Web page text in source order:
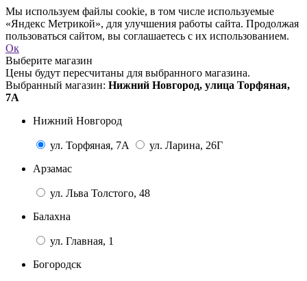
Мы используем файлы cookie, в том числе используемые
«Яндекс Метрикой», для улучшения работы сайта. Продолжая
пользоваться сайтом, вы соглашаетесь с их использованием.
Ок
Выберите магазин
Цены будут пересчитаны для выбранного магазина.
Выбранный магазин: Нижний Новгород, улица Торфяная,
7А
Нижний Новгород
ул. Торфяная, 7А
ул. Ларина, 26Г
Арзамас
ул. Льва Толстого, 48
Балахна
ул. Главная, 1
Богородск